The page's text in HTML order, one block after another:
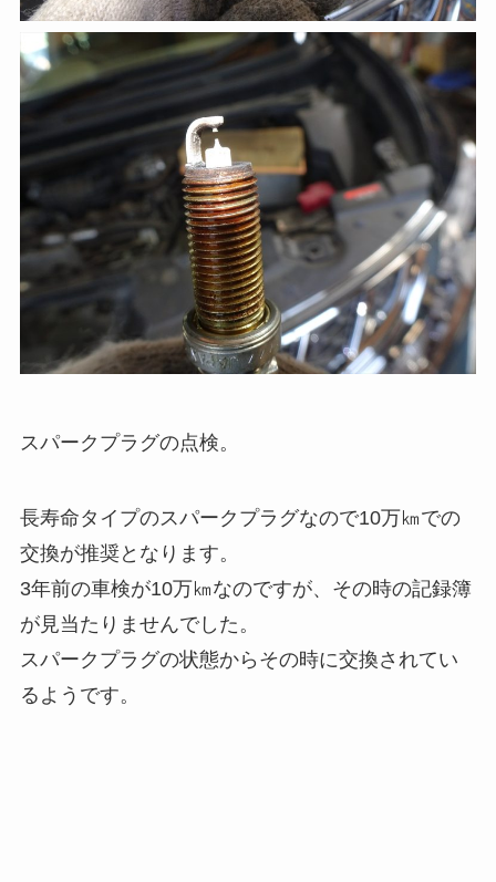
スパークプラグの点検。
長寿命タイプのスパークプラグなので10万㎞での
交換が推奨となります。
3年前の車検が10万㎞なのですが、その時の記録簿
が見当たりませんでした。
スパークプラグの状態からその時に交換されてい
るようです。